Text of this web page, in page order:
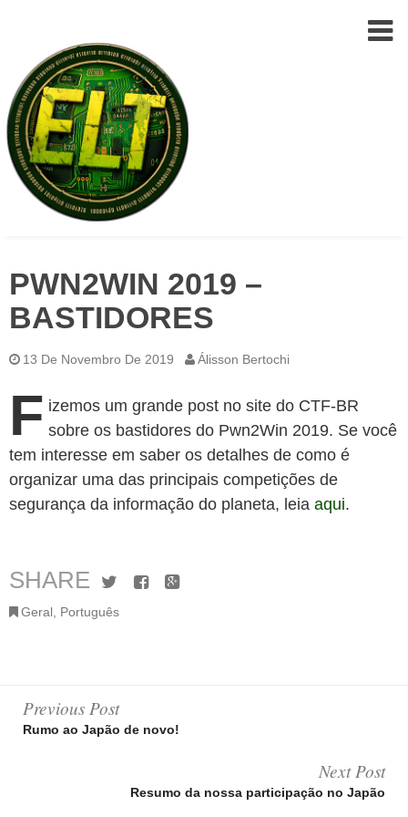
Team
(ELT)
to
content
PWN2WIN 2019 –
BASTIDORES
13 De Novembro De 2019 Álisson Bertochi
F izemos um grande post no site do CTF-BR
sobre os bastidores do Pwn2Win 2019. Se você
tem interesse em saber os detalhes de como é
organizar uma das principais competições de
segurança da informação do planeta, leia aqui.
SHARE TwitterFacebook
Google+
Geral Português
Post
navigation
Previous Post
Rumo ao Japão de novo!
Next Post
Resumo da nossa participação no Japão